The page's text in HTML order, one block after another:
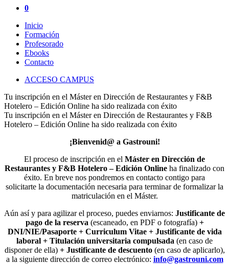
0
Inicio
Formación
Profesorado
Ebooks
Contacto
ACCESO CAMPUS
Tu inscripción en el Máster en Dirección de Restaurantes y F&B
Hotelero – Edición Online ha sido realizada con éxito
Tu inscripción en el Máster en Dirección de Restaurantes y F&B
Hotelero – Edición Online ha sido realizada con éxito
¡Bienvenid@ a Gastrouni!
El proceso de inscripción en el Máster en Dirección de
Restaurantes y F&B Hotelero – Edición Online ha finalizado con
éxito. En breve nos pondremos en contacto contigo para
solicitarte la documentación necesaria para terminar de formalizar la
matriculación en el Máster.
Aún así y para agilizar el proceso, puedes enviarnos: Justificante de
pago de la reserva (escaneado, en PDF o fotografía)+
DNI/NIE/Pasaporte + Curriculum Vitae + Justificante de vida
laboral + Titulación universitaria compulsada (en caso de
disponer de ella)+ Justificante de descuento (en caso de aplicarlo),
a la siguiente dirección de correo electrónico: info@gastrouni.com